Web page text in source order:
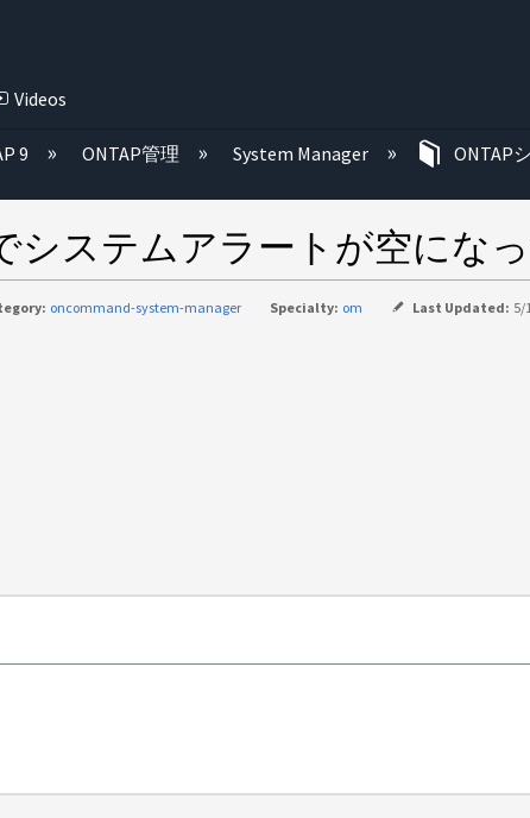
Videos
たたむ
9 ONTAP管理 System Manager ONTAP
でシステムアラートが空にな
oncommand-system-manager Specialty: om Last Updated: 5/